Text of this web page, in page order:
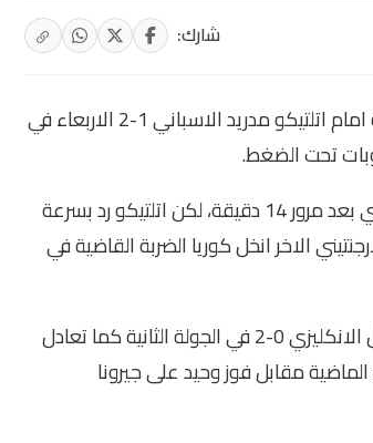
شارك:
مني باريس سان جرمان الفرنسي بخسارة مقلقة على أرضه امام اتلتيكو مدريد الاسباني 1-2 الاربعاء في
تحت الضغط.
تقدم الفريق الباريسي بواسطة لاعبه الشاب وارن زائير ايمري بعد مرور 14 دقيقة، لكن اتلتيكو رد بسرعة
مولينا (18) قبل ان يوجه الارجنتيني الاخر انخل كوريا الضربة القاضية في
والخسارة هي الثانية لسان جرمان بعد سقوطه امام ارسنال الانكليزي 0-2 في الجولة الثانية كما تعادل
روتردام الهولندي 1-1 في الجولة الماضية مقابل فوز وحيد على جيرونا